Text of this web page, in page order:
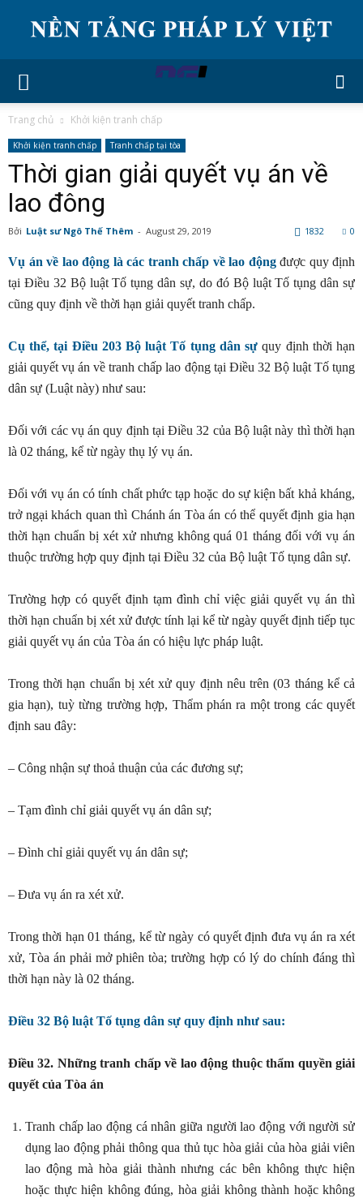
Trang chủ Khởi kiện tranh chấp
Khởi kiện tranh chấp Tranh chấp tại tòa
Thời gian giải quyết vụ án về
lao đông
Bởi Luật sư Ngô Thế Thêm - August 29, 2019 0
1832
Vụ án về lao động là các tranh chấp về lao độngđược quy định
tại Điều 32 Bộ luật Tố tụng dân sự, do đó Bộ luật Tố tụng dân sự
cũng quy định về thời hạn giải quyết tranh chấp.
Cụ thể, tại Điều 203 Bộ luật Tố tụng dân sự quy định thời hạn
giải quyết vụ án về tranh chấp lao động tại Điều 32 Bộ luật Tố tụng
dân sự (Luật này) như sau:
Đối với các vụ án quy định tại Điều 32 của Bộ luật này thì thời hạn
là 02 tháng, kể từ ngày thụ lý vụ án.
Đối với vụ án có tính chất phức tạp hoặc do sự kiện bất khả kháng,
trở ngại khách quan thì Chánh án Tòa án có thể quyết định gia hạn
thời hạn chuẩn bị xét xử nhưng không quá 01 tháng đối với vụ án
thuộc trường hợp quy định tại Điều 32 của Bộ luật Tố tụng dân sự.
Trường hợp có quyết định tạm đình chỉ việc giải quyết vụ án thì
thời hạn chuẩn bị xét xử được tính lại kể từ ngày quyết định tiếp tục
giải quyết vụ án của Tòa án có hiệu lực pháp luật.
Trong thời hạn chuẩn bị xét xử quy định nêu trên (03 tháng kể cả
gia hạn), tuỳ từng trường hợp, Thẩm phán ra một trong các quyết
định sau đây:
– Công nhận sự thoả thuận của các đương sự;
– Tạm đình chỉ giải quyết vụ án dân sự;
– Đình chỉ giải quyết vụ án dân sự;
– Đưa vụ án ra xét xử.
Trong thời hạn 01 tháng, kể từ ngày có quyết định đưa vụ án ra xét
xử, Tòa án phải mở phiên tòa; trường hợp có lý do chính đáng thì
thời hạn này là 02 tháng.
Điều 32 Bộ luật Tố tụng dân sự quy định như sau:
Điều 32. Những tranh chấp về lao động thuộc thẩm quyền giải
quyết của Tòa án
Tranh chấp lao động cá nhân giữa người lao động với người sử
dụng lao động phải thông qua thủ tục hòa giải của hòa giải viên
lao động mà hòa giải thành nhưng các bên không thực hiện
hoặc thực hiện không đúng, hòa giải không thành hoặc không